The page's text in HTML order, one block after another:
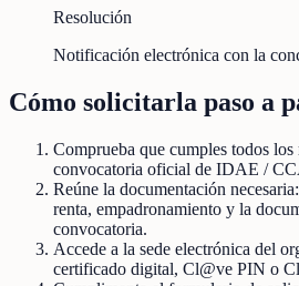
Resolución
Notificación electrónica con la
Cómo solicitarla paso a
Comprueba que cumples todos
convocatoria oficial de IDAE /
Reúne la documentación
renta, empadronamiento y la
convocatoria.
Accede a la sede electrónica del
certificado digital, Cl@ve PIN o